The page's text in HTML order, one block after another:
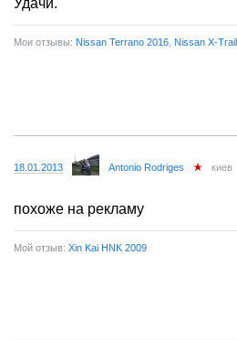
Удачи.
Мои отзывы: Nissan Terrano 2016, Nissan X-
18.01.2013 Antonio Rodriges киев
похоже на рекламу
Мой отзыв: Xin Kai HNK 2009